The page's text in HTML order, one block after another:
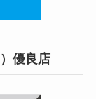
優良店